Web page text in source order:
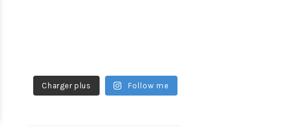
Charger plus Follow me